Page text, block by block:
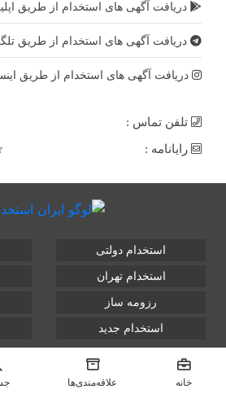
دریافت آگهی های استخدام از طریق
دریافت آگهی های استخدام از طریق
دریافت آگهی های استخدام از طریق
تلفن تماس :
رایانامه :
استخدام دولتی
استخدام تهران
رزومه ساز
استخدام جدید
تمامی حقوق این سایت برای
گونه سوءاستفاده از آن پیگرد
خانه علاقه‌مندی‌ها